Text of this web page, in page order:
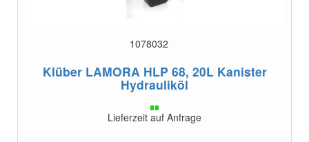
1078032
Klüber LAMORA HLP 68, 20L Kanister
Hydrauliköl
Lieferzeit auf Anfrage